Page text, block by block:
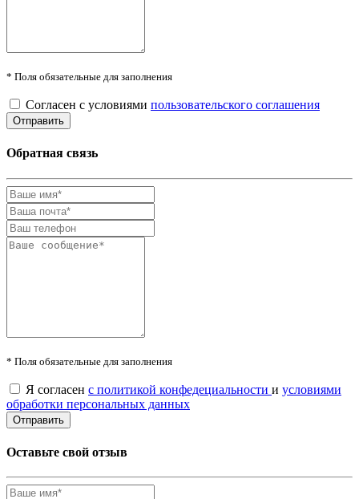
* Поля обязательные для заполнения
Согласен с условиями пользовательского соглашения
Обратная связь
* Поля обязательные для заполнения
Я согласен с политикой конфедециальности и условиями
обработки персональных данных
Оставьте свой отзыв